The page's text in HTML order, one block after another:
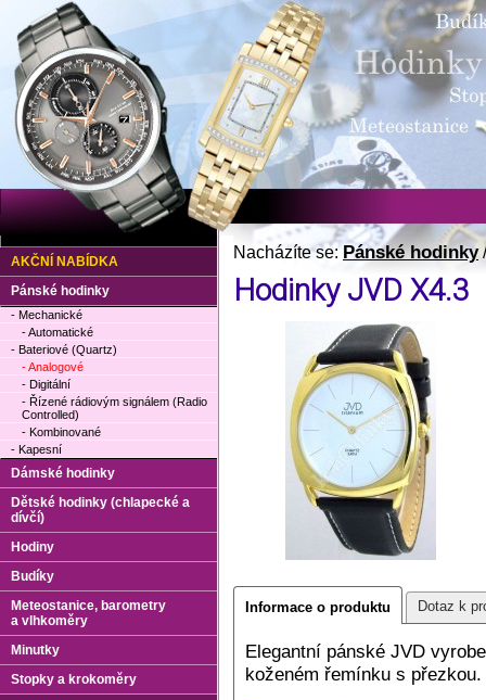
Nacházíte se:Pánské hodinky
Hodinky JVD X4.3
Informace o produktu Dotaz k
Elegantní pánské JVD
koženém řemínku s
AKČNÍ NABÍDKA
Pánské hodinky
- Mechanické
- Automatické
- Bateriové (Quartz)
- Analogové
- Digitální
- Řízené rádiovým signálem (Radio
Controlled)
- Kombinované
- Kapesní
Dámské hodinky
Dětské hodinky (chlapecké a
dívčí)
Hodiny
Budíky
Meteostanice, barometry
a vlhkoměry
Minutky
Stopky a krokoměry